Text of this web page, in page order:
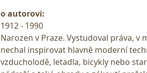
o autorovi:
1912 - 1990
Narozen v Praze. Vystudoval práva, v
nechal inspirovat hlavně moderní
vzducholodě, letadla, bicykly nebo